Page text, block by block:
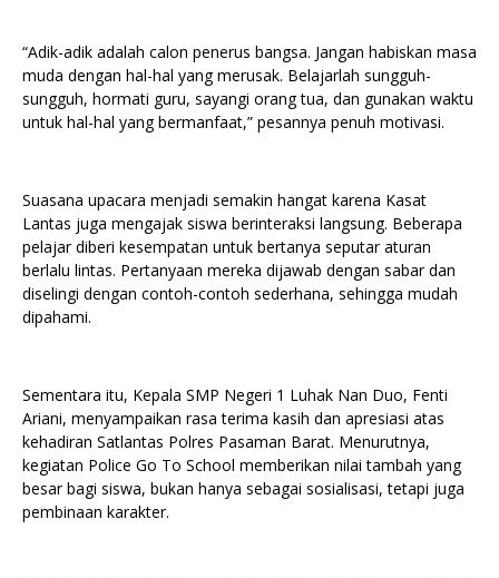
“Adik-adik adalah calon penerus bangsa. Jangan habiskan masa
muda dengan hal-hal yang merusak. Belajarlah sungguh-
sungguh, hormati guru, sayangi orang tua, dan gunakan waktu
untuk hal-hal yang bermanfaat,” pesannya penuh motivasi.
Suasana upacara menjadi semakin hangat karena Kasat
Lantas juga mengajak siswa berinteraksi langsung. Beberapa
pelajar diberi kesempatan untuk bertanya seputar aturan
berlalu lintas. Pertanyaan mereka dijawab dengan sabar dan
diselingi dengan contoh-contoh sederhana, sehingga mudah
dipahami.
Sementara itu, Kepala SMP Negeri 1 Luhak Nan Duo, Fenti
Ariani, menyampaikan rasa terima kasih dan apresiasi atas
kehadiran Satlantas Polres Pasaman Barat. Menurutnya,
kegiatan Police Go To School memberikan nilai tambah yang
besar bagi siswa, bukan hanya sebagai sosialisasi, tetapi juga
pembinaan karakter.